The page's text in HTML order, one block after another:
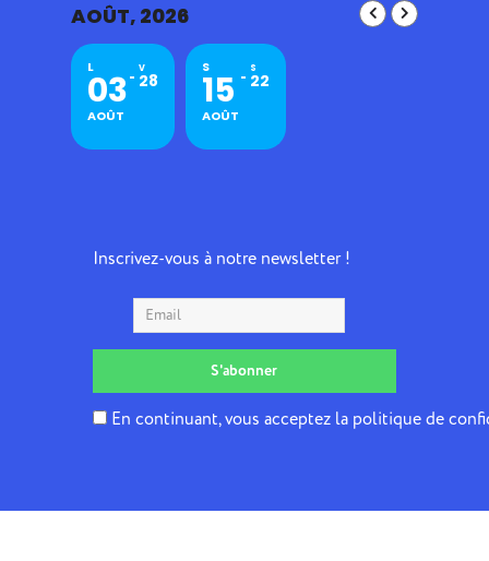
AOÛT, 2026
L
03
AOÛT
V
28
S
15
AOÛT
S
22
Inscrivez-vous à notre newsletter !
En continuant, vous acceptez la politique de